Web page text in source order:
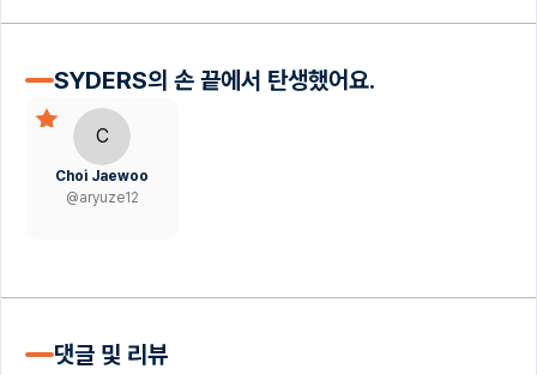
SYDERS의 손 끝에서 탄생했어요.
C
Choi Jaewoo
@aryuze12
댓글 및 리뷰